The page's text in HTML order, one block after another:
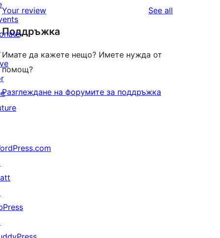
reviews
star
reviews
Your review See all
Поддръжка
Имате да кажете нещо? Имете нужда от
помощ?
Разглеждане на форумите за поддръжка